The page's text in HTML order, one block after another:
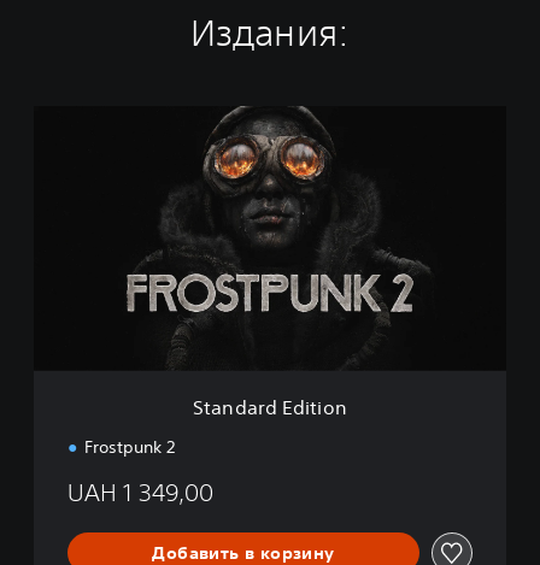
Издания:
t
Standard Edition
Frostpunk 2
UAH 1 349,00
Добавить в корзину